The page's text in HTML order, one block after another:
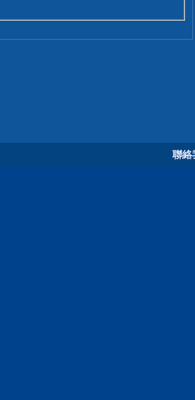
聯絡